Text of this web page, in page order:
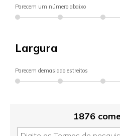
Parecem um número abaixo
Largura
Parecem demasiado estreitos
1876